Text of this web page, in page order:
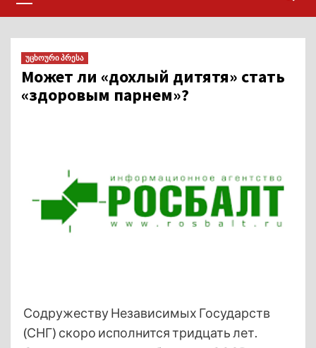
უცხოური პრესა
Может ли «дохлый дитятя» стать
«здоровым парнем»?
Содружеству Независимых Государств
(СНГ) скоро исполнится тридцать лет.